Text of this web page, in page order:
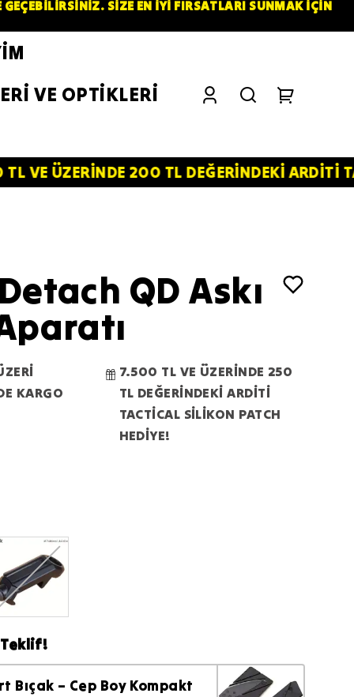
SİZE EN İYİ FIRSATLARI SUNMAK İÇİN
VE OPTİKLERİ
200 TL DEĞERİNDEKİ ARDİTİ TACTİCAL
QD Askı
KARGO
7.500 TL VE ÜZERİNDE 250
TL DEĞERİNDEKİ ARDİTİ
TACTİCAL SİLİKON PATCH
HEDİYE!
Teklif!
Bıçak – Cep Boy Kompakt